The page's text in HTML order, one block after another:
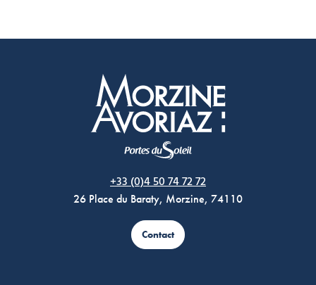
+33 (0)4 50 74 72 72
26 Place du Baraty, Morzine, 74110
Contact